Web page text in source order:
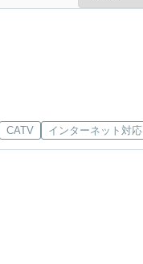
CATV インターネット対応